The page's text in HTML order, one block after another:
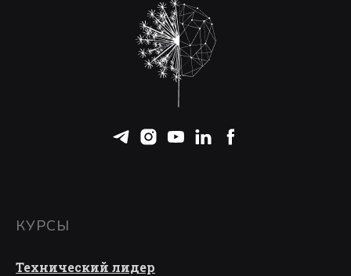
КУРСЫ
Технический лидер